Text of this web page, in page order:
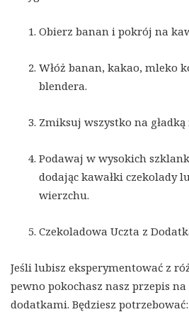
Obierz banan i pokrój na
Włóż banan, kakao, mleko
blendera.
Zmiksuj wszystko na gładką
Podawaj w wysokich
dodając kawałki czekolady
wierzchu.
Czekoladowa Uczta z
Jeśli lubisz eksperymentować z
pewno pokochasz nasz przepis
dodatkami. Będziesz potrzebować: